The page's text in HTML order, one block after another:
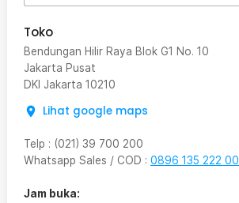
Toko
Bendungan Hilir Raya Blok G1 No. 10
Jakarta Pusat
DKI Jakarta 10210
Lihat google maps
Telp : (021) 39 700 200
Whatsapp Sales / COD : 0896 135 222 00
Jam buka: